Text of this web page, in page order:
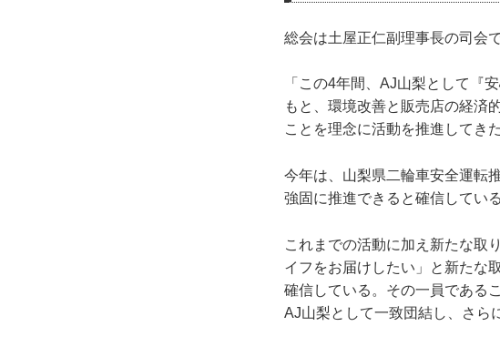
総会は土屋正仁副理事長の司会
「この4年間、AJ山梨として『
もと、環境改善と販売店の経済
ことを理念に活動を推進してきた
今年は、山梨県二輪車安全運転
強固に推進できると確信している
これまでの活動に加え新たな取
イフをお届けしたい」と新たな
確信している。その一員である
AJ山梨として一致団結し、さら